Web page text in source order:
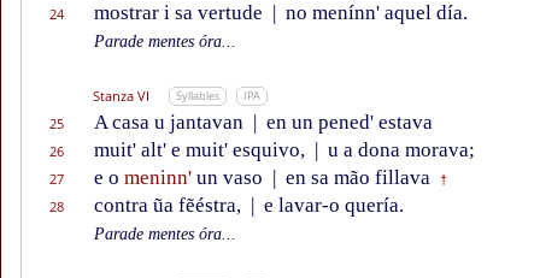
24 mostrar i sa vertude | no menínn' aquel día.
Parade mentes óra...
Stanza VI Syllables IPA
25 A casa u jantavan | en un pened' estava
26 muit' alt' e muit' esquivo, | u a dona morava;
27 e o meninn' un vaso | en sa mão fillava †
28 contra ũa fẽéstra, | e lavar-o quería.
Parade mentes óra...